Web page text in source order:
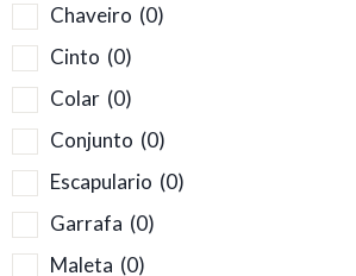
Chaveiro (0)
Cinto (0)
Colar (0)
Conjunto (0)
Escapulario (0)
Garrafa (0)
Maleta (0)